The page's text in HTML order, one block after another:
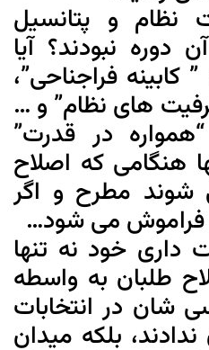
نظام و پتانسیل
نبودند؟ آیا
فراجناحی”،
های نظام” و …
در قدرت”
هنگامی که اصلاح
شوند مطرح و اگر
فراموش می شود…
داری خود نه تنها
طلبان به واسطه
شان در انتخابات
بلکه میدان